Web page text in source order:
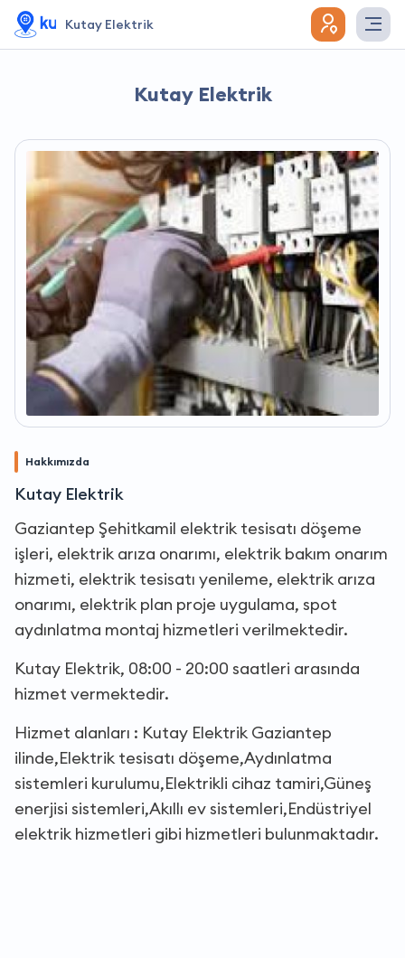
Kutay Elektrik
Kutay Elektrik
Hakkımızda
Kutay Elektrik
Gaziantep Şehitkamil elektrik tesisatı döşeme
işleri, elektrik arıza onarımı, elektrik bakım onarım
hizmeti, elektrik tesisatı yenileme, elektrik arıza
onarımı, elektrik plan proje uygulama, spot
aydınlatma montaj hizmetleri verilmektedir.
Kutay Elektrik, 08:00 - 20:00 saatleri arasında
hizmet vermektedir.
Hizmet alanları : Kutay Elektrik Gaziantep
ilinde,Elektrik tesisatı döşeme,Aydınlatma
sistemleri kurulumu,Elektrikli cihaz tamiri,Güneş
enerjisi sistemleri,Akıllı ev sistemleri,Endüstriyel
elektrik hizmetleri gibi hizmetleri bulunmaktadır.